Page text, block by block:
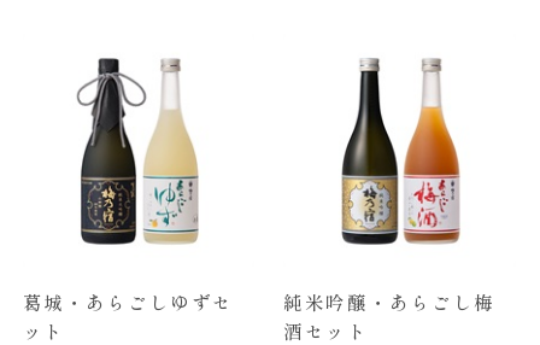
葛城・あらごしゆずセ
ット
純米吟醸・あらごし梅
酒セット